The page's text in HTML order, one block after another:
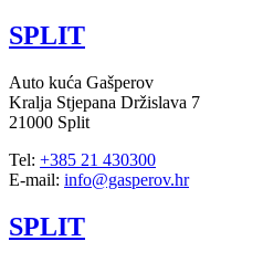
SPLIT
Auto kuća Gašperov
Kralja Stjepana Držislava 7
21000 Split
Tel: +385 21 430300
E-mail: info@gasperov.hr
SPLIT